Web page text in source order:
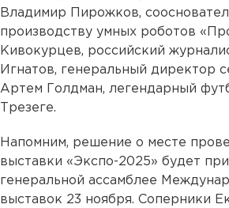
Владимир Пирожков,
производству умных роботов
Кивокурцев, российский
Игнатов, генеральный директор
Артем Голдман, легендарный
Трезеге.
Напомним, решение о месте
выставки «Экспо-2025» будет
генеральной ассамблее
выставок 23 ноября. Соперники